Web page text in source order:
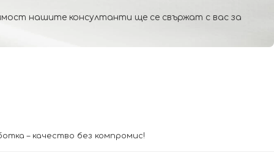
нашите консултанти ще се свържат с вас за
– качество без компромис!